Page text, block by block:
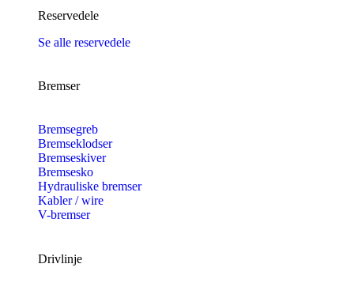
Reservedele
Se alle reservedele
Bremser
Bremsegreb
Bremseklodser
Bremseskiver
Bremsesko
Hydrauliske bremser
Kabler / wire
V-bremser
Drivlinje